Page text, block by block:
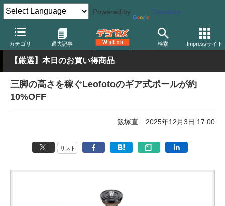
Powered by Translate
カテゴリ 過去記事 検索 Impressサイト
デジカメ Watch 撮影用品 三脚/一脚/雲台
【厳選】本日のお買い得商品
三脚の高さを稼ぐLeofotoのギア式ポールが約
10%OFF
飯塚直 2025年12月3日 17:00
リスト